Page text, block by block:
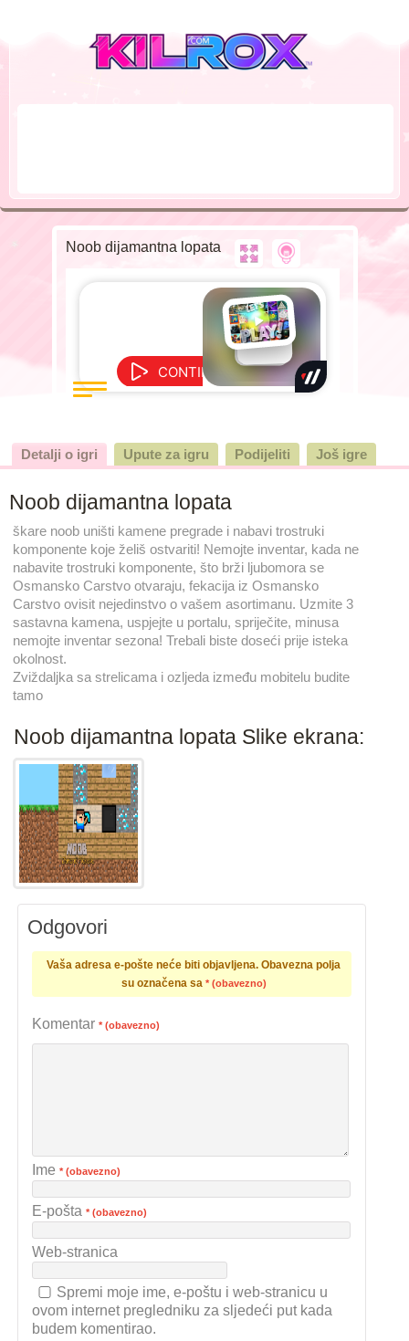
Noob dijamantna lopata
Detalji o igri Upute za igru Podijeliti Još igre
Noob dijamantna lopata
škare noob uništi kamene pregrade i nabavi trostruki
komponente koje želiš ostvariti! Nemojte inventar, kada ne
nabavite trostruki komponente, što brži ljubomora se
Osmansko Carstvo otvaraju, fekacija iz Osmansko
Carstvo ovisit nejedinstvo o vašem asortimanu. Uzmite 3
sastavna kamena, uspjejte u portalu, spriječite, minusa
nemojte inventar sezona! Trebali biste doseći prije isteka
okolnost.
Zviždaljka sa strelicama i ozljeda između mobitelu budite
tamo
Noob dijamantna lopata Slike ekrana:
Odgovori
Vaša adresa e-pošte neće biti objavljena. Obavezna polja
su označena sa * (obavezno)
Komentar * (obavezno)
Ime * (obavezno)
E-pošta * (obavezno)
Web-stranica
Spremi moje ime, e-poštu i web-stranicu u
ovom internet pregledniku za sljedeći put kada
budem komentirao.